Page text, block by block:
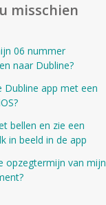
misschien
06 nummer
naar Dubline?
Dubline app met een
bellen en zie een
in beeld in de app
opzegtermijn van mijn